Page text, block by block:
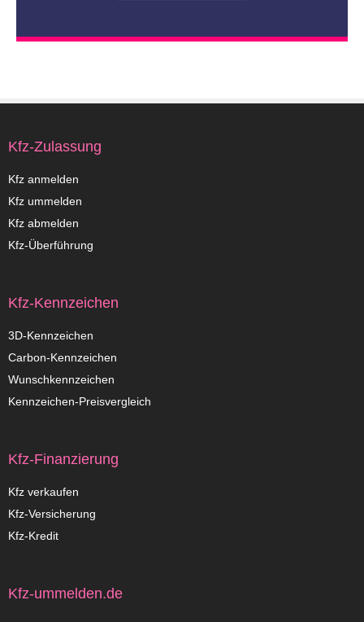
Kfz-Zulassung
Kfz anmelden
Kfz ummelden
Kfz abmelden
Kfz-Überführung
Kfz-Kennzeichen
3D-Kennzeichen
Carbon-Kennzeichen
Wunschkennzeichen
Kennzeichen-Preisvergleich
Kfz-Finanzierung
Kfz verkaufen
Kfz-Versicherung
Kfz-Kredit
Kfz-ummelden.de